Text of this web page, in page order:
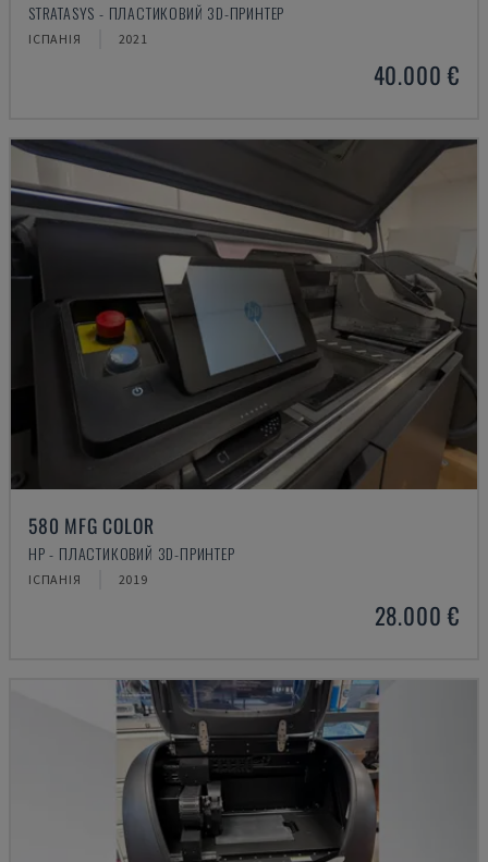
STRATASYS - ПЛАСТИКОВИЙ 3D-ПРИНТЕР
ІСПАНІЯ 2021
40.000 €
580 MFG COLOR
HP - ПЛАСТИКОВИЙ 3D-ПРИНТЕР
ІСПАНІЯ 2019
28.000 €